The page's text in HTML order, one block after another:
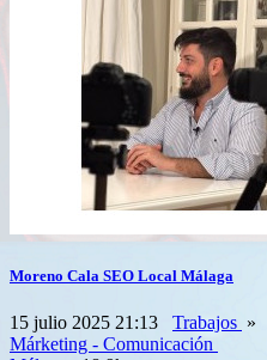
Moreno Cala SEO Local Málaga
15 julio 2025 21:13 Trabajos »
Márketing - Comunicación